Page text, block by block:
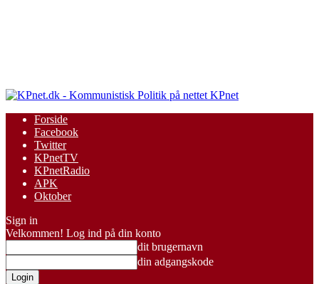
KPnet
Forside
Facebook
Twitter
KPnetTV
KPnetRadio
APK
Oktober
Sign in
Velkommen! Log ind på din konto
dit brugernavn
din adgangskode